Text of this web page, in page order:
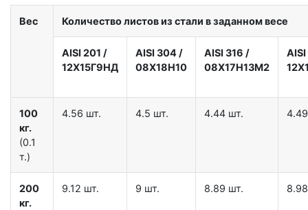
Вес Количество листов из стали в заданном весе
AISI 201 /
12X15Г9НД
AISI 304 /
08Х18Н10
AISI 316 /
08Х17Н13М2
AISI
100
кг.
(0.1
т.)
4.56 шт. 4.5 шт. 4.44 шт.
200
кг.
9.12 шт. 9 шт. 8.89 шт.